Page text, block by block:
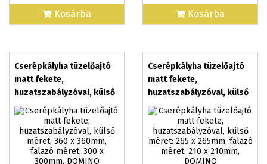
Kosárba Kosárba
Cserépkályha tüzelőajtó
matt fekete,
huzatszabályzóval, külső
méret: 360 x 360mm,
falazó méret: 300 x
300mm, DOMINO
Cserépkályha tüzelőajtó
matt fekete,
huzatszabályzóval, külső
méret: 265 x 265mm,
falazó méret: 210 x
210mm, DOMINO